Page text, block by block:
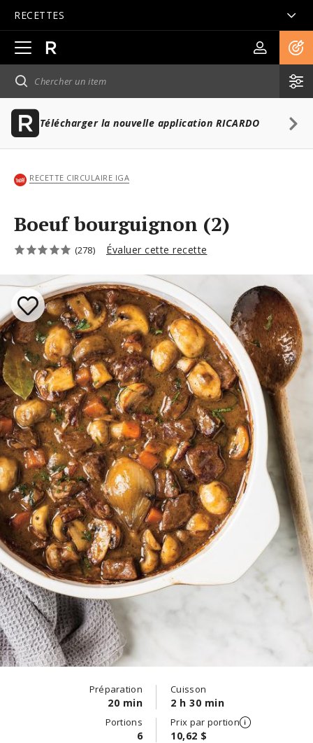
RECETTES
Ouvrir
la
navigation
principale
Télécharger la nouvelle application RICARDO
RECETTE CIRCULAIRE IGA
Boeuf bourguignon (2)
(278) Évaluer cette recette
Préparation
20 min
Cuisson
2 h 30 min
Portions
6
Prix par portion
10,62 $